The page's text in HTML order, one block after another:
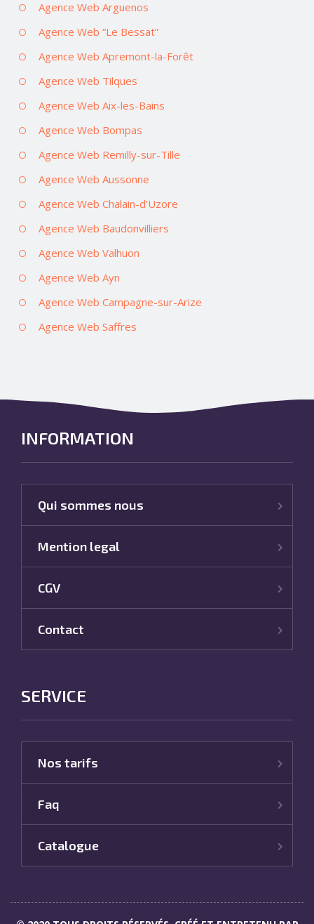
Agence Web Arguenos
Agence Web “Le Bessat”
Agence Web Apremont-la-Forêt
Agence Web Tilques
Agence Web Aix-les-Bains
Agence Web Bompas
Agence Web Remilly-sur-Tille
Agence Web Aussonne
Agence Web Chalain-d’Uzore
Agence Web Baudonvilliers
Agence Web Valhuon
Agence Web Ayn
Agence Web Campagne-sur-Arize
Agence Web Saffres
INFORMATION
Qui sommes nous
Mention legal
CGV
Contact
SERVICE
Nos tarifs
Faq
Catalogue